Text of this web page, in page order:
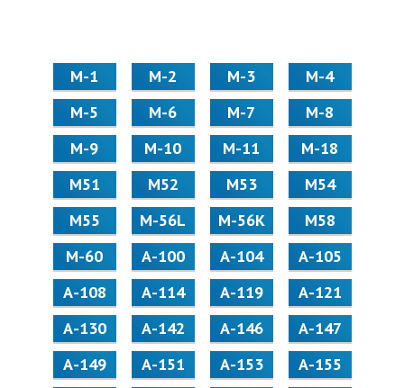
М-1 М-2 М-3
М-4
М-5
М-6 М-7
М-8
М-9
М-10 М-11
М-18
М51
М52 М53
М54
М55
M-56L M-56K
М58
M-60
А-100 А-104
А-105
А-108
А-114 А-119
А-121
А-130
А-142 А-146
А-147
А-149
А-151 А-153
А-155